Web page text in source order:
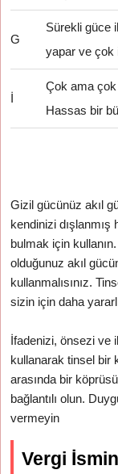
G
Sürekli güce
yapar ve çok
İ
Çok ama çok
Hassas bir
Gizil gücünüz akıl
kendinizi
bulmak için kullanın.
olduğunuz akıl
kullanmalısınız.
sizin için daha
İfadenizi, önsezi ve
kullanarak tinsel bir
arasında bir
bağlantılı olun.
vermeyin
Vergi